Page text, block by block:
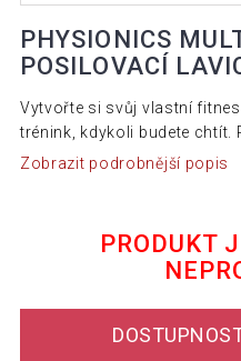
PHYSIONICS
POSILOVACÍ
Vytvořte si svůj vlastní
trénink, kdykoli budete chtít.
Zobrazit podrobnější popis
PRODUKT